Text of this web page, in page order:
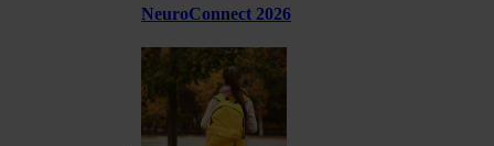
NeuroConnect 2026